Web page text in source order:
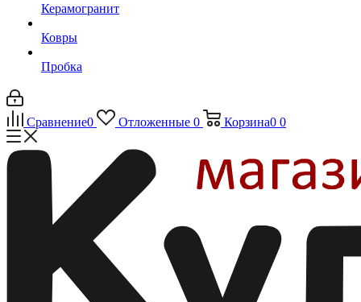
Керамогранит
Ковры
Пробка
Сравнение0 Отложенные 0 Корзина0 0